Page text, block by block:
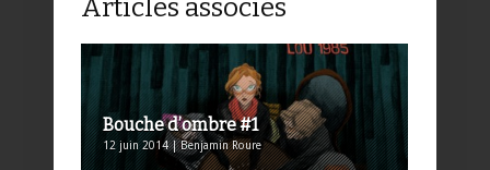
Articles associés
Bouche d’ombre #1
12 juin 2014 | Benjamin Roure